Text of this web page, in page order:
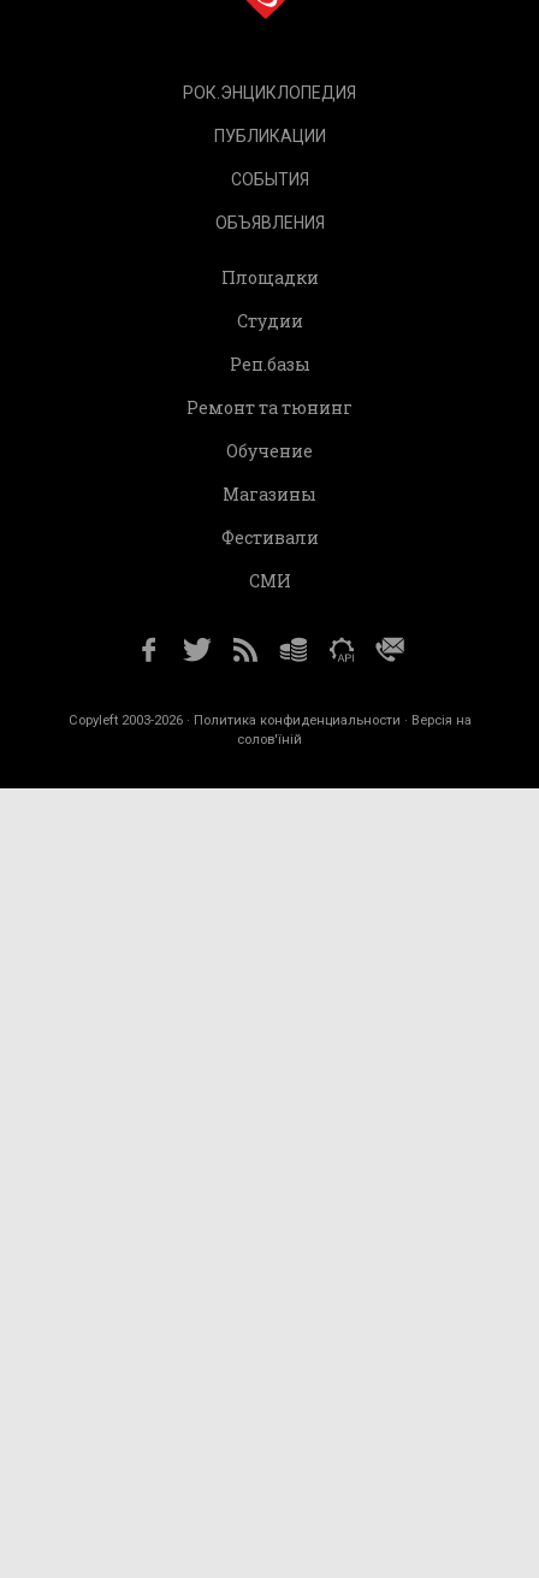
РОК.ЭНЦИКЛОПЕДИЯ
ПУБЛИКАЦИИ
СОБЫТИЯ
ОБЪЯВЛЕНИЯ
Площадки
Студии
Реп.базы
Ремонт та тюнинг
Обучение
Магазины
Фестивали
СМИ
Copyleft 2003-2026 · Политика конфиденциальности · Версія на
солов'їній